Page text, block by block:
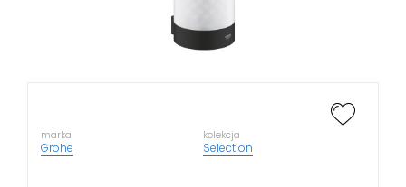
marka
Grohe
kolekcja
Selection